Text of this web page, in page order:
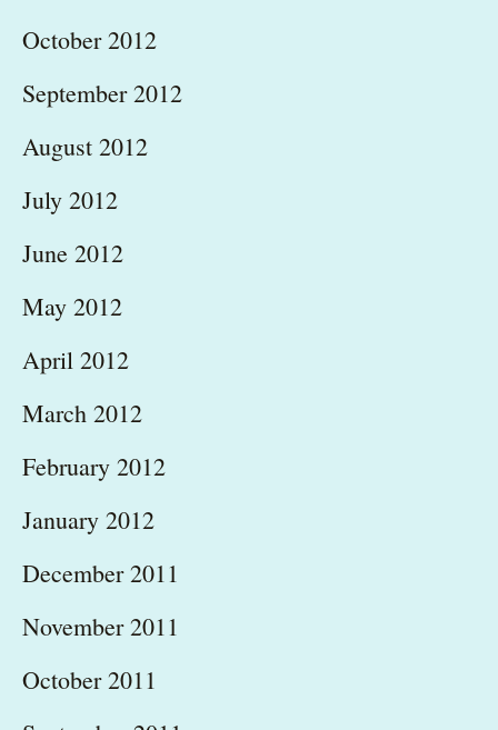
October 2012
September 2012
August 2012
July 2012
June 2012
May 2012
April 2012
March 2012
February 2012
January 2012
December 2011
November 2011
October 2011